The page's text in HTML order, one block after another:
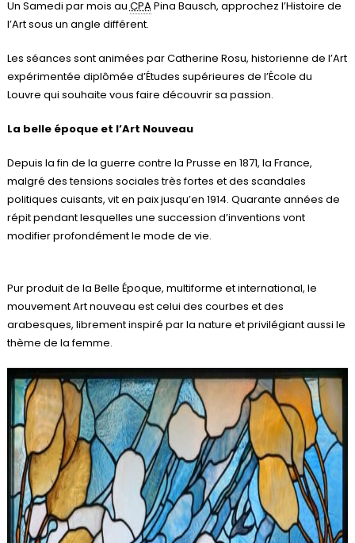
Un Samedi par mois au CPAPina Bausch, approchez l’Histoire de
l’Art sous un angle différent.
Les séances sont animées par Catherine Rosu, historienne de l’Art
expérimentée diplômée d’Études supérieures de l’École du
Louvre qui souhaite vous faire découvrir sa passion.
La belle époque et l’Art Nouveau
Depuis la fin de la guerre contre la Prusse en 1871, la France,
malgré des tensions sociales très fortes et des scandales
politiques cuisants, vit en paix jusqu’en 1914. Quarante années de
répit pendant lesquelles une succession d’inventions vont
modifier profondément le mode de vie.
Pur produit de la Belle Époque, multiforme et international, le
mouvement Art nouveau est celui des courbes et des
arabesques, librement inspiré par la nature et privilégiant aussi le
thème de la femme.